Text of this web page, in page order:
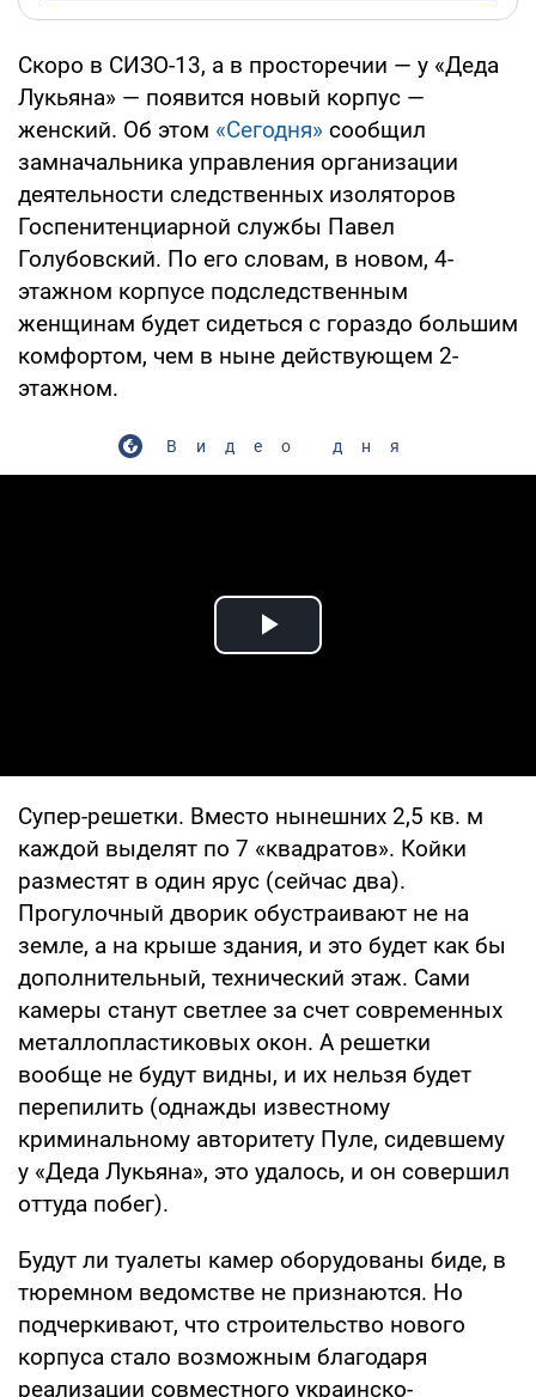
Скоро в СИЗО-13, а в просторечии — у «Деда
Лукьяна» — появится новый корпус —
женский. Об этом «Сегодня» сообщил
замначальника управления организации
деятельности следственных изоляторов
Госпенитенциарной службы Павел
Голубовский. По его словам, в новом, 4-
этажном корпусе подследственным
женщинам будет сидеться с гораздо большим
комфортом, чем в ныне действующем 2-
этажном.
Видео дня
Play Video
Супер-решетки. Вместо нынешних 2,5 кв. м
каждой выделят по 7 «квадратов». Койки
разместят в один ярус (сейчас два).
Прогулочный дворик обустраивают не на
земле, а на крыше здания, и это будет как бы
дополнительный, технический этаж. Сами
камеры станут светлее за счет современных
металлопластиковых окон. А решетки
вообще не будут видны, и их нельзя будет
перепилить (однажды известному
криминальному авторитету Пуле, сидевшему
у «Деда Лукьяна», это удалось, и он совершил
оттуда побег).
Будут ли туалеты камер оборудованы биде, в
тюремном ведомстве не признаются. Но
подчеркивают, что строительство нового
корпуса стало возможным благодаря
реализации совместного украинско-